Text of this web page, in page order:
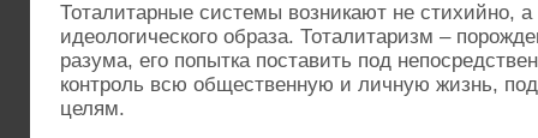
Тоталитарные системы возникают не стихийно, а
идеологического образа. Тоталитаризм –
разума, его попытка поставить под
контроль всю общественную и личную жизнь,
целям.